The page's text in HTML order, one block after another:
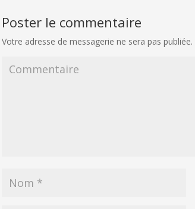
Poster le commentaire
Votre adresse de messagerie ne sera pas publiée.